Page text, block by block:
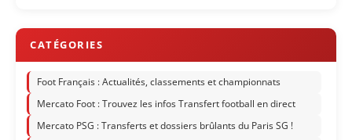
Foot Français : Actualités, classements et championnats
Mercato Foot : Trouvez les infos Transfert football en direct
Mercato PSG : Transferts et dossiers brûlants du Paris SG !